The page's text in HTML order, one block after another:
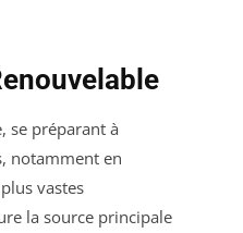
se préparant à
notamment en
vastes
la source principale